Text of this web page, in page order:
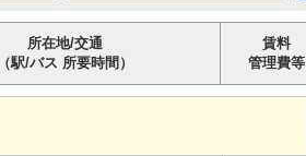
所在地/交通
（駅/バス 所要時間）
賃料
管理費等